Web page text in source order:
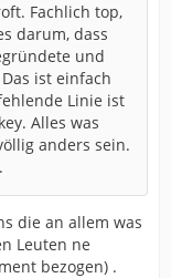
Fachlich top,
darum, dass
und
ist einfach
Linie ist
Alles was
anders sein.
die an allem was
Leuten ne
bezogen) .